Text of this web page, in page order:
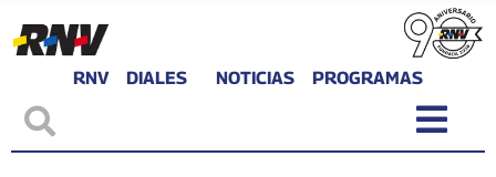
RNV DIALES NOTICIAS PROGRAMAS